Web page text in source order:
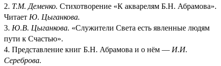
2. Т.М. Деменко. Стихотворение «К акварелям Б.Н. Абрамова».
Читает Ю. Цыганкова.
3. Ю.В. Цыганкова. «Служители Света есть явленные людям
пути к Счастью».
4. Представление книг Б.Н. Абрамова и о нём — И.И.
Сереброва.